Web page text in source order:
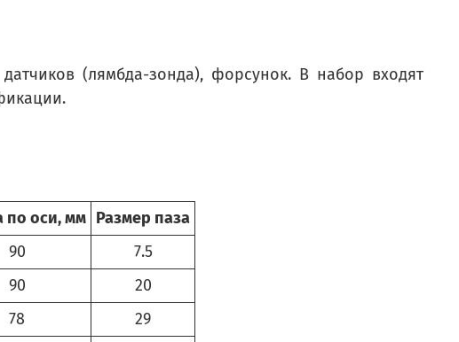
(лямбда-зонда), форсунок. В набор входят
по оси, мм Размер паза
90
7.5
90
20
78
29